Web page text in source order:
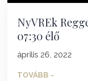
NyVREk
07:30 élő
április 26, 2022
TOVÁBB -